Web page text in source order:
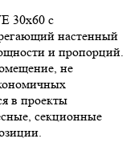
30х60 с
настенный
и пропорций.
не
в проекты
секционные